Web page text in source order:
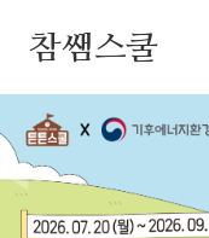
참쌤스쿨
◀